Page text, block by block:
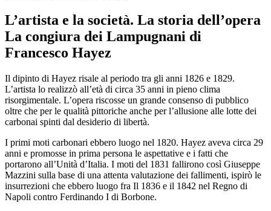
L’artista e la società. La storia dell’opera
La congiura dei Lampugnani di
Francesco Hayez
Il dipinto di Hayez risale al periodo tra gli anni 1826 e 1829.
L’artista lo realizzò all’età di circa 35 anni in pieno clima
risorgimentale. L’opera riscosse un grande consenso di pubblico
oltre che per le qualità pittoriche anche per l’allusione alle lotte dei
carbonai spinti dal desiderio di libertà.
I primi moti carbonari ebbero luogo nel 1820. Hayez aveva circa 29
anni e promosse in prima persona le aspettative e i fatti che
portarono all’Unità d’Italia. I moti del 1831 fallirono così Giuseppe
Mazzini sulla base di una attenta valutazione dei fallimenti, ispirò le
insurrezioni che ebbero luogo fra Il 1836 e il 1842 nel Regno di
Napoli contro Ferdinando I di Borbone.